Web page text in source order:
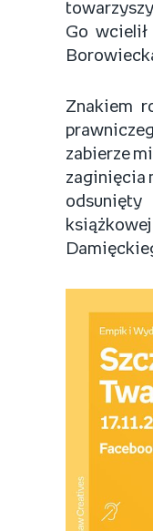
Go
Znakiem
zabierze
zaginięcia
odsunięty